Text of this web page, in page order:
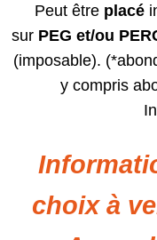
Peut être placé
sur PEG et/ou
(imposable).
y compris
choix à